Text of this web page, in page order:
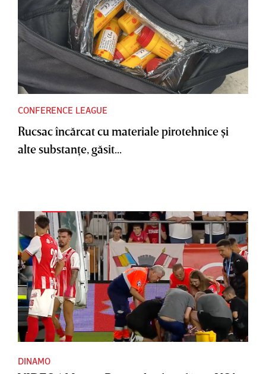
CONFERENCE LEAGUE
Rucsac încărcat cu materiale pirotehnice şi
alte substanţe, găsit...
DINAMO